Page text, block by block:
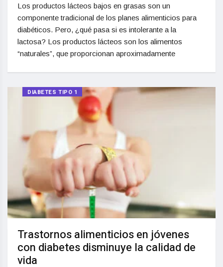
Los productos lácteos bajos en grasas son un
componente tradicional de los planes alimenticios para
diabéticos. Pero, ¿qué pasa si es intolerante a la
lactosa? Los productos lácteos son los alimentos
“naturales”, que proporcionan aproximadamente
DIABETES TIPO 1
Trastornos alimenticios en jóvenes
con diabetes disminuye la calidad de
vida